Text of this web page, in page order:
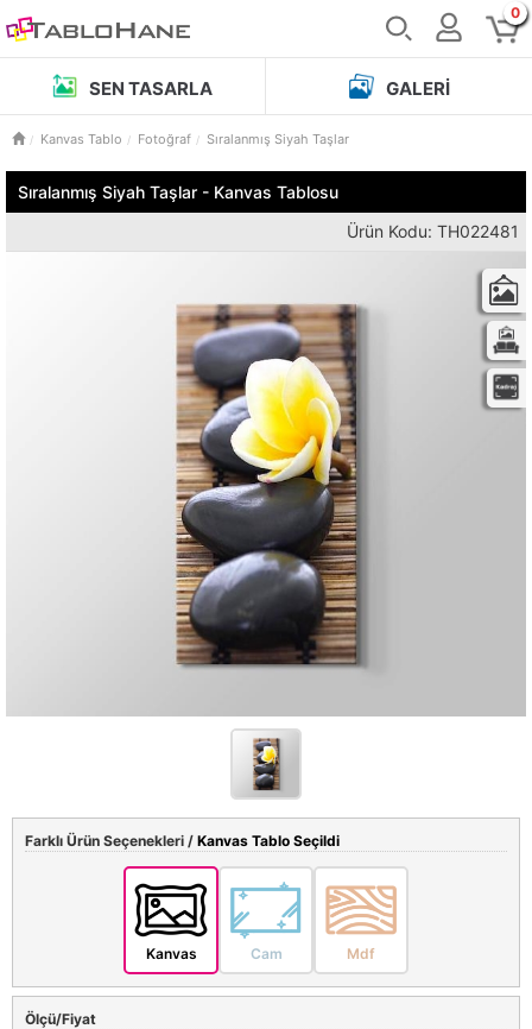
0
SEN TASARLA GALERI
Kanvas Tablo Fotoğraf Sıralanmış Siyah Taşlar
Sıralanmış Siyah Taşlar - Kanvas Tablosu
Ürün Kodu: TH022481
Farklı Ürün Seçenekleri / Kanvas Tablo Seçildi
Kanvas Cam Mdf
Ölçü/Fiyat